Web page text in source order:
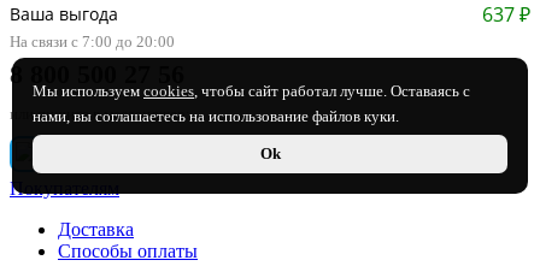
Ваша выгода 637 ₽
Мы используем cookies, чтобы сайт работал лучше. Оставаясь с
нами, вы соглашаетесь на использование файлов куки.
Ok
На связи с 7:00 до 20:00
8 800 500 27 56
или пишите в мессенджер:
Покупателям
Доставка
Способы оплаты